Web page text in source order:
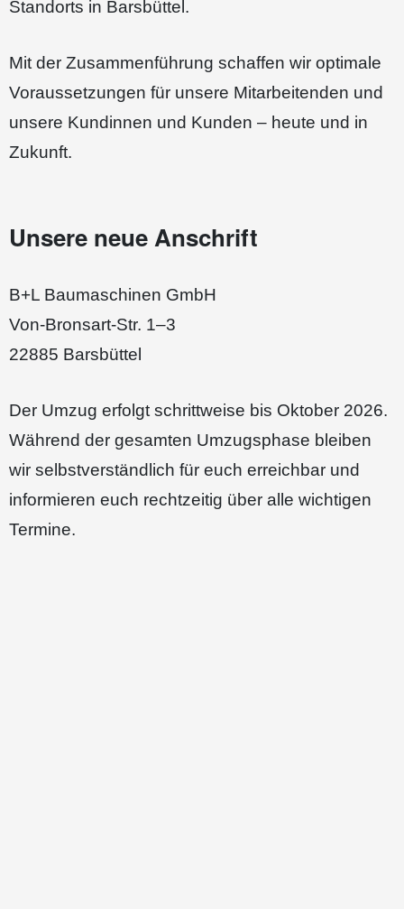
Standorts in Barsbüttel.
Mit der Zusammenführung schaffen wir optimale
Voraussetzungen für unsere Mitarbeitenden und
unsere Kundinnen und Kunden – heute und in
Zukunft.
Unsere neue Anschrift
B+L Baumaschinen GmbH
Von-Bronsart-Str. 1–3
22885 Barsbüttel
Der Umzug erfolgt schrittweise bis Oktober 2026.
Während der gesamten Umzugsphase bleiben
wir selbstverständlich für euch erreichbar und
informieren euch rechtzeitig über alle wichtigen
Termine.